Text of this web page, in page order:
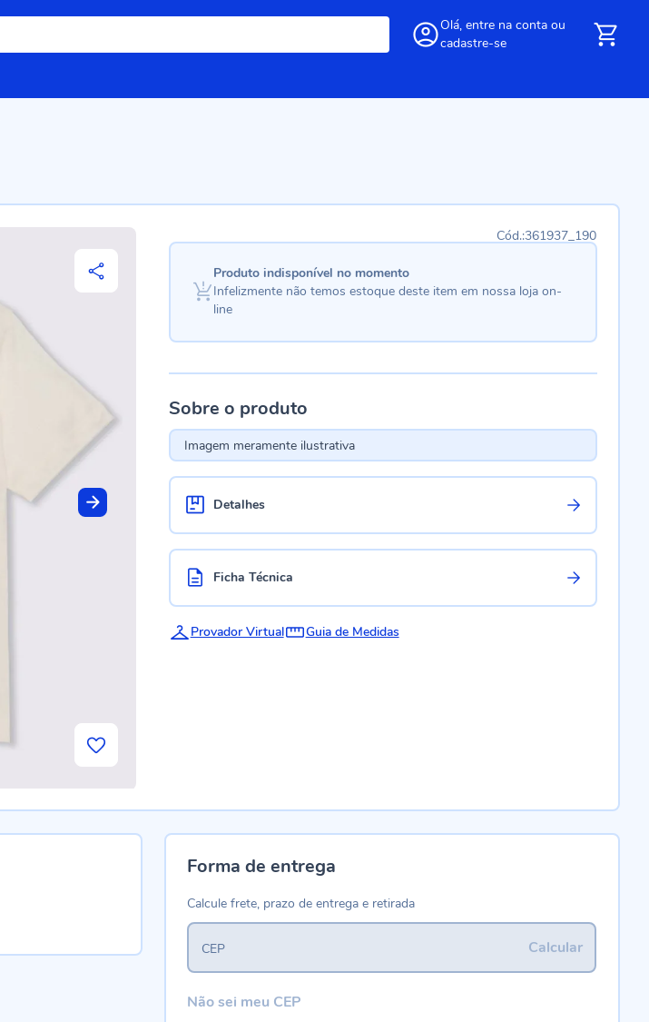
Olá, entre na conta ou
cadastre-se
361937_190
Produto indisponível no momento
Infelizmente não temos estoque deste item em nossa loja on-
line
Sobre o produto
Imagem meramente ilustrativa
Detalhes
Ficha Técnica
Provador Virtual Guia de Medidas
Forma de entrega
Calcule frete, prazo de entrega e retirada
Calcular
CEP
Não sei meu CEP